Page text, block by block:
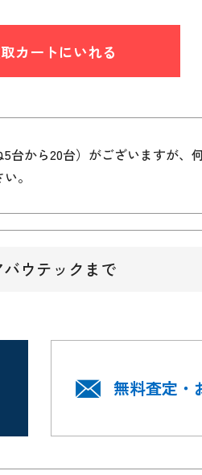
カートにいれる
台から20台）がございますが、
。
ウテックまで
無料査定・